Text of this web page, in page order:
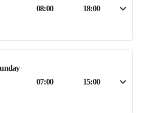
08:00 18:00
07:00 15:00